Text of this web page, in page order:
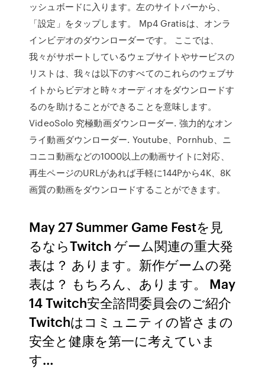
ッシュボードに入ります。左のサイトバーから、
「設定」をタップします。 Mp4 Gratisは、オンラ
インビデオのダウンローダーです。 ここでは、
我々がサポートしているウェブサイトやサービスの
リストは、我々は以下のすべてのこれらのウェブサ
イトからビデオと時々オーディオをダウンロードす
るのを助けることができることを意味します。
VideoSolo 究極動画ダウンローダー. 強力的なオン
ライ動画ダウンローダー. Youtube、Pornhub、ニ
コニコ動画などの1000以上の動画サイトに対応、
再生ページのURLがあれば手軽に144Pから4K、8K
画質の動画をダウンロードすることができます。
May 27 Summer Game Festを見
るならTwitch ゲーム関連の重大発
表は？ あります。新作ゲームの発
表は？ もちろん、あります。 May
14 Twitch安全諮問委員会のご紹介
Twitchはコミュニティの皆さまの
安全と健康を第一に考えていま
す…